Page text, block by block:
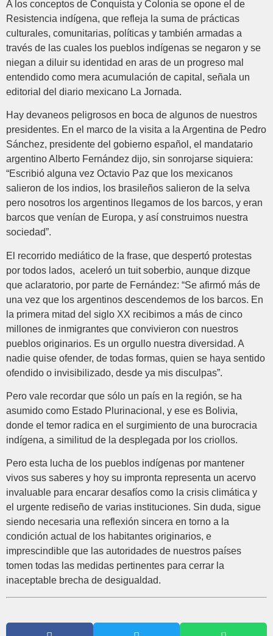
A los conceptos de Conquista y Colonia se opone el de
Resistencia indígena, que refleja la suma de prácticas
culturales, comunitarias, políticas y también armadas a
través de las cuales los pueblos indígenas se negaron y se
niegan a diluir su identidad en aras de un progreso mal
entendido como mera acumulación de capital, señala un
editorial del diario mexicano La Jornada.
Hay devaneos peligrosos en boca de algunos de nuestros
presidentes. En el marco de la visita a la Argentina de Pedro
Sánchez, presidente del gobierno español, el mandatario
argentino Alberto Fernández dijo, sin sonrojarse siquiera:
“Escribió alguna vez Octavio Paz que los mexicanos
salieron de los indios, los brasileños salieron de la selva
pero nosotros los argentinos llegamos de los barcos, y eran
barcos que venían de Europa, y así construimos nuestra
sociedad”.
El recorrido mediático de la frase, que despertó protestas
por todos lados, aceleró un tuit soberbio, aunque dizque
que aclaratorio, por parte de Fernández: “Se afirmó más de
una vez que los argentinos descendemos de los barcos. En
la primera mitad del siglo XX recibimos a más de cinco
millones de inmigrantes que convivieron con nuestros
pueblos originarios. Es un orgullo nuestra diversidad. A
nadie quise ofender, de todas formas, quien se haya sentido
ofendido o invisibilizado, desde ya mis disculpas”.
Pero vale recordar que sólo un país en la región, se ha
asumido como Estado Plurinacional, y ese es Bolivia,
donde el temor radica en el surgimiento de una burocracia
indígena, a similitud de la desplegada por los criollos.
Pero esta lucha de los pueblos indígenas por mantener
vivos sus saberes y hoy su impronta representa un acervo
invaluable para encarar desafíos como la crisis climática y
el urgente rediseño de varias instituciones. Sin duda, sigue
siendo necesaria una reflexión sincera en torno a la
condición actual de los habitantes originarios, e
imprescindible que las autoridades de nuestros países
tomen todas las medidas pertinentes para cerrar la
inaceptable brecha de desigualdad.